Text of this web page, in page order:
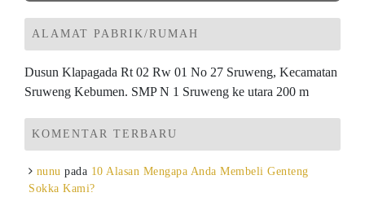
ALAMAT PABRIK/RUMAH
Dusun Klapagada Rt 02 Rw 01 No 27 Sruweng, Kecamatan
Sruweng Kebumen. SMP N 1 Sruweng ke utara 200 m
KOMENTAR TERBARU
nunu pada 10 Alasan Mengapa Anda Membeli Genteng
Sokka Kami?